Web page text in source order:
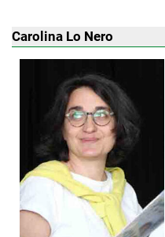
Carolina Lo Nero